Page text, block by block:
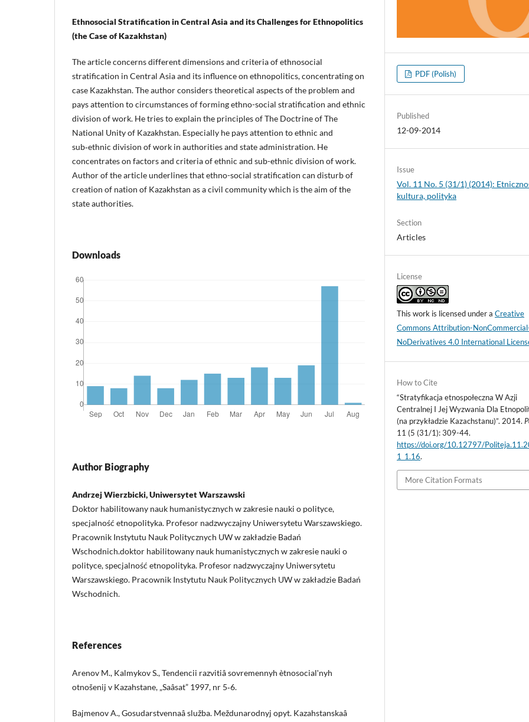
Ethnosocial Stratification in Central Asia and its Challenges for Ethnopolitics
(the Case of Kazakhstan)
The article concerns different dimensions and criteria of ethnosocial
stratification in Central Asia and its influence on ethnopolitics, concentrating on
case Kazakhstan. The author considers theoretical aspects of the problem and
pays attention to circumstances of forming ethno-social stratification and ethnic
division of work. He tries to explain the principles of The Doctrine of The
National Unity of Kazakhstan. Especially he pays attention to ethnic and
sub‑ethnic division of work in authorities and state administration. He
concentrates on factors and criteria of ethnic and sub-ethnic division of work.
Author of the article underlines that ethno-social stratification can disturb of
creation of nation of Kazakhstan as a civil community which is the aim of the
state authorities.
Downloads
Author Biography
Andrzej Wierzbicki, Uniwersytet Warszawski
Doktor habilitowany nauk humanistycznych w zakresie nauki o polityce,
specjalność etnopolityka. Profesor nadzwyczajny Uniwersytetu Warszawskiego.
Pracownik Instytutu Nauk Politycznych UW w zakładzie Badań
Wschodnich.doktor habilitowany nauk humanistycznych w zakresie nauki o
polityce, specjalność etnopolityka. Profesor nadzwyczajny Uniwersytetu
Warszawskiego. Pracownik Instytutu Nauk Politycznych UW w zakładzie Badań
Wschodnich.
References
Arenov M., Kalmykov S., Tendencii razvitiâ sovremennyh ètnosocialʹnyh
otnošenij v Kazahstane, „Saâsat” 1997, nr 5‑6.
Bajmenov A., Gosudarstvennaâ služba. Meždunarodnyj opyt. Kazahstanskaâ
PDF (Polish)
Published
12-09-2014
Issue
Vol. 11 No. 5 (31/1) (2014):
kultura, polityka
Section
Articles
License
This work is licensed under aCreative
Commons Attribution-
NoDerivatives 4.0 International
How to Cite
“Stratyfikacja etnospołeczna W Azji
Centralnej I Jej Wyzwania Dla
(na przykładzie Kazachstanu)”. 2014.
11 (5 (31/1): 309-44.
https://doi.org/10.12797/
1_1.16.
More Citation Formats